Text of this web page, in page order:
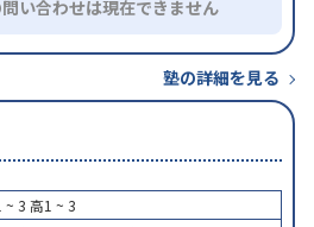
い合わせは現在できません
塾の詳細を見る
~ 3 高1 ~ 3